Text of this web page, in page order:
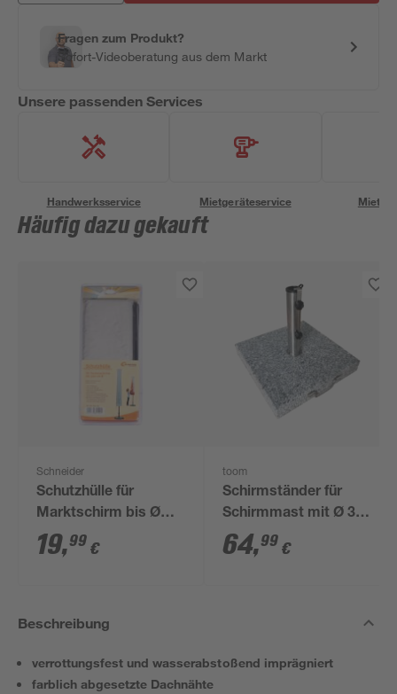
Fragen zum Produkt?
Sofort-Videoberatung aus dem Markt
Unsere passenden Services
Handwerksservice Mietgeräteservice
Häufig dazu gekauft
Schneider
Schutzhülle für
Marktschirm bis Ø
250 cm
19,99 €
toom
Schirmständer für
Schirmmast mit Ø 38
- 48 mm Granit 45 x
45 x cm
64,99 €
Beschreibung
verrottungsfest und wasserabstoßend imprägniert
farblich abgesetzte Dachnähte